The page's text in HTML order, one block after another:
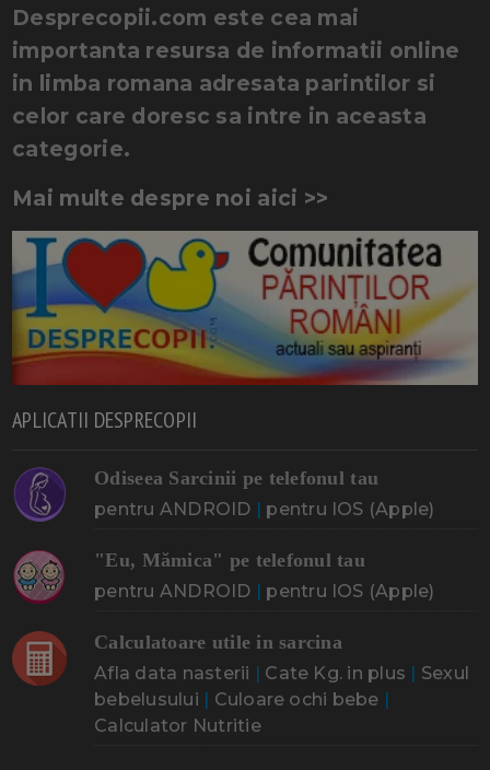
Desprecopii.com este cea mai
importanta resursa de informatii online
in limba romana adresata parintilor si
celor care doresc sa intre in aceasta
categorie.
Mai multe despre noi aici >>
APLICATII DESPRECOPII
Odiseea Sarcinii pe telefonul tau
pentru ANDROID | pentru IOS (Apple)
"Eu, Mămica" pe telefonul tau
pentru ANDROID | pentru IOS (Apple)
Calculatoare utile in sarcina
Afla data nasterii | Cate Kg. in plus | Sexul
bebelusului | Culoare ochi bebe |
Calculator Nutritie